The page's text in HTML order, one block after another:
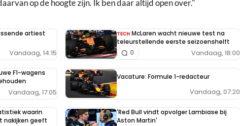
op de hoogte zijn. Ik ben daar altijd open over."
artiest
Vandaag, 14:15
TECH McLaren wacht nieuwe test na
teleurstellende eerste seizoenshelft
Vandaag, 18:00
0
F1-wagens
Vandaag, 17:05
Vacature: Formule 1-redacteur
Vandaag, 07:20
waarin
nakijken geeft
'Red Bull vindt opvolger Lambiase bij
Aston Martin'